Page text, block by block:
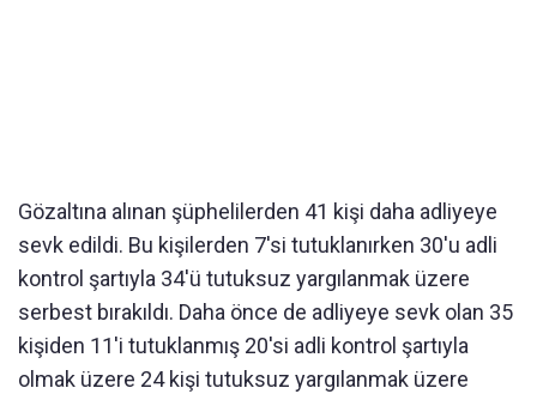
Gözaltına alınan şüphelilerden 41 kişi daha adliyeye
sevk edildi. Bu kişilerden 7'si tutuklanırken 30'u adli
kontrol şartıyla 34'ü tutuksuz yargılanmak üzere
serbest bırakıldı. Daha önce de adliyeye sevk olan 35
kişiden 11'i tutuklanmış 20'si adli kontrol şartıyla
olmak üzere 24 kişi tutuksuz yargılanmak üzere